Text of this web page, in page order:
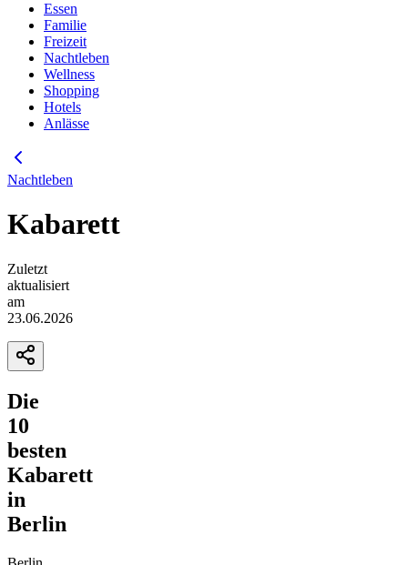
Essen
Familie
Freizeit
Nachtleben
Wellness
Shopping
Hotels
Anlässe
Nachtleben
Kabarett
Zuletzt
aktualisiert
am
23.06.2026
Die
10
besten
Kabarett
in
Berlin